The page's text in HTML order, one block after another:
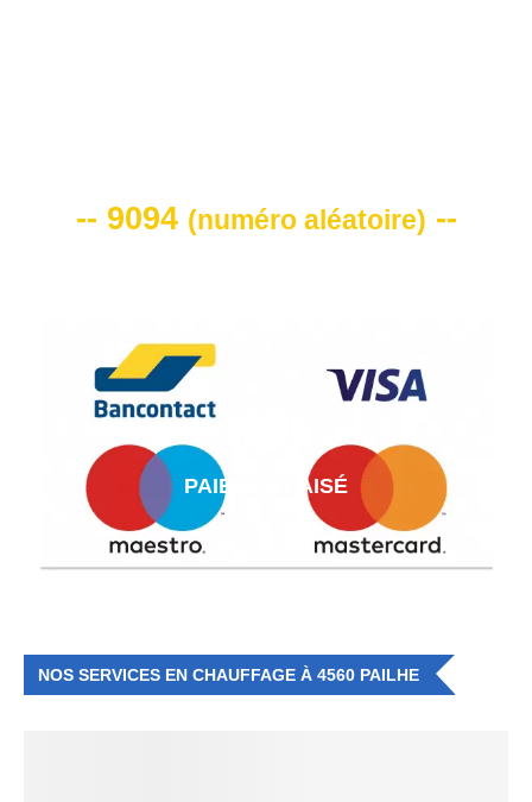
-- 9094 (numéro aléatoire) --
PAIEMENT AISÉ
NOS SERVICES EN CHAUFFAGE À 4560 PAILHE